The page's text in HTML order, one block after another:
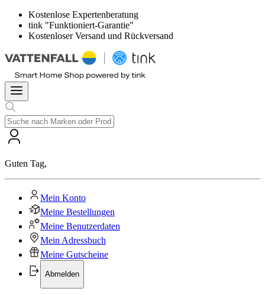
Kostenlose Expertenberatung
tink "Funktioniert-Garantie"
Kostenloser Versand und Rückversand
Guten Tag,
Mein Konto
Meine Bestellungen
Meine Benutzerdaten
Mein Adressbuch
Meine Gutscheine
Abmelden